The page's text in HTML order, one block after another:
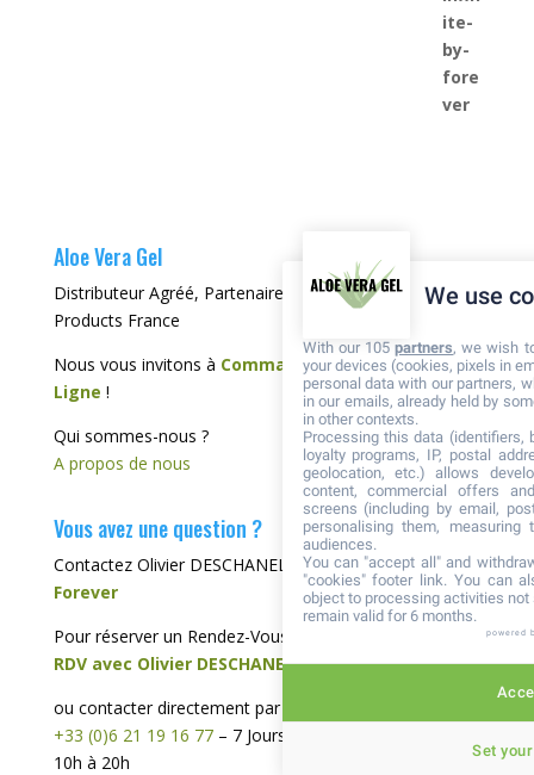
Aloe Vera Gel
Distributeur Agréé, Partenaire de Forever Living
Products France
Nous vous invitons à Commander directement en
Ligne !
Qui sommes-nous ?
A propos de nous
Vous avez une question ?
Contactez Olivier DESCHANEL, votreDistributeur
Forever
Pour réserver un Rendez-Vous Téléphonique :
RDV avec Olivier DESCHANEL
ou contacter directement par :
+33 (0)6 21 19 16 77– 7 Jours sur 7, de préférence de
10h à 20h
We use
With our 105partners, we wish
your devices (cookies, pixels in
personal data with our partners,
in our emails, already held by
in other contexts.
Processing this data (identifiers,
loyalty programs, IP, postal
geolocation, etc.) allows
content, commercial offers
screens (including by email,
personalising them, measuring
audiences.
You can "accept all" and
"cookies" footer link. You can
object to processing activities
remain valid for 6 months.
powered
Set